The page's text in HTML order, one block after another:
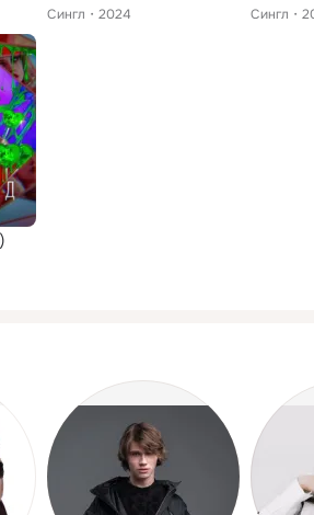
Сингл
2024
Сингл